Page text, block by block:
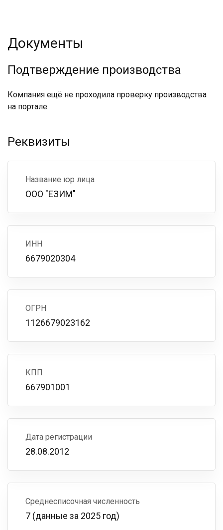
Документы
Подтверждение производства
Компания ещё не проходила проверку производства
на портале.
Реквизиты
Название юр лица
ООО "ЕЗИМ"
ИНН
6679020304
ОГРН
1126679023162
КПП
667901001
Дата регистрации
28.08.2012
Среднесписочная численность
7 (данные за 2025 год)